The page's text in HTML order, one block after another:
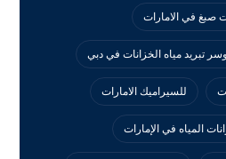
صبغ في الامارات
تبريد مياه الخزانات في دبي
للسيراميك الامارات
المياه في الإمارات